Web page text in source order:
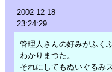
2002-12-18
23:24:29
管理人さんの好みがふく
わかりまつた。
それにしてもぬいぐるみ